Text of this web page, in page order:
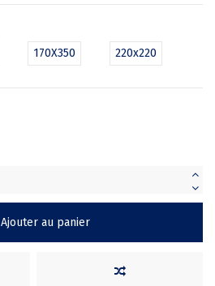
170X350 220x220
Ajouter au panier